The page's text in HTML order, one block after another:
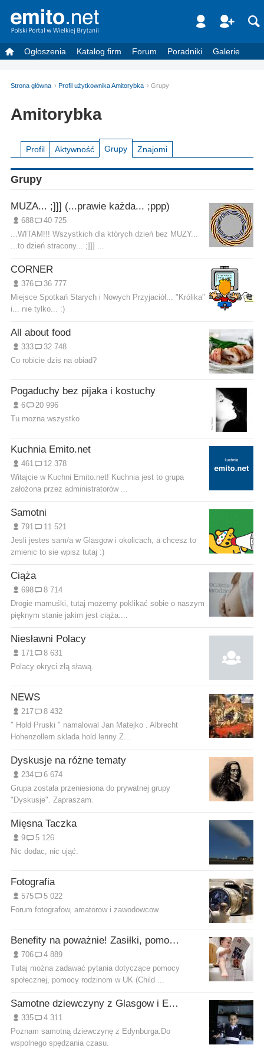
Ogłoszenia Katalog firm Forum Poradniki Galerie
Strona główna Profil użytkownika Amitorybka Grupy
Amitorybka
Profil Aktywność Grupy Znajomi
Grupy
MUZA... ;]]] (...prawie każda... ;ppp)
688
40 725
...WITAM!!! Wszystkich dla których dzień bez MUZY...
...to dzień stracony... ;]]] ...
CORNER
376
36 777
Miejsce Spotkań Starych i Nowych Przyjaciół... "Królika"
i... nie tylko... :)
All about food
333
32 748
Co robicie dzis na obiad?
Pogaduchy bez pijaka i kostuchy
6
20 996
Tu mozna wszystko
Kuchnia Emito.net
461
12 378
Witajcie w Kuchni Emito.net! Kuchnia jest to grupa
założona przez administratorów ...
Samotni
791
11 521
Jesli jestes sam/a w Glasgow i okolicach, a chcesz to
zmienic to sie wpisz tutaj :)
Ciąża
698
8 714
Drogie mamuśki, tutaj możemy poklikać sobie o naszym
pięknym stanie jakim jest ciąża....
Niesławni Polacy
171
8 631
Polacy okryci złą sławą.
NEWS
217
8 432
" Hold Pruski " namalowal Jan Matejko . Albrecht
Hohenzollern sklada hold lenny Z...
Dyskusje na różne tematy
234
6 674
Grupa została przeniesiona do prywatnej grupy
"Dyskusje". Zapraszam.
Mięsna Taczka
9
5 126
Nic dodac, nic ująć.
Fotografia
575
5 022
Forum fotografow, amatorow i zawodowcow.
Benefity na poważnie! Zasiłki, pomoc społeczna w UK
706
4 889
Tutaj można zadawać pytania dotyczące pomocy
społecznej, pomocy rodzinom w UK (Child ...
Samotne dziewczyny z Glasgow i Edynburga
335
4 311
Poznam samotną dziewczynę z Edynburga.Do
wspolnego spędzania czasu.